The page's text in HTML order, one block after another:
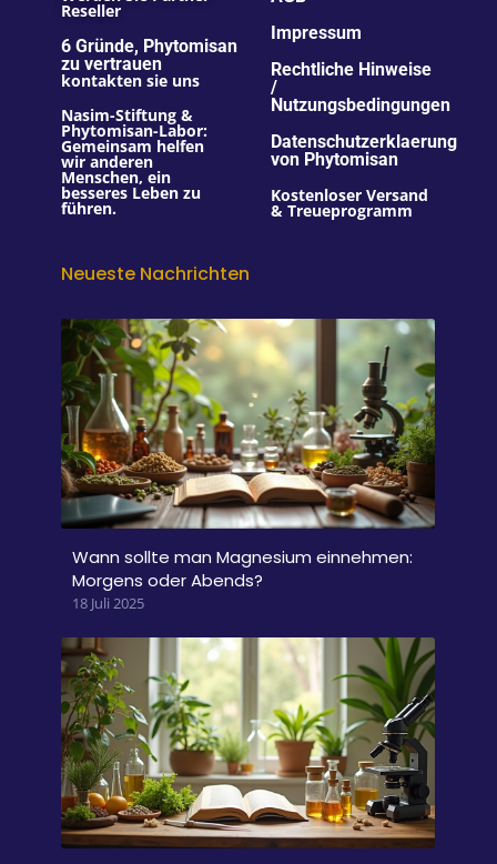
Reseller
6 Gründe, Phytomisan
zu vertrauen
kontakten sie uns
Nasim-Stiftung &
Phytomisan-Labor:
Gemeinsam helfen
wir anderen
Menschen, ein
besseres Leben zu
führen.
Impressum
Rechtliche Hinweise
/
Nutzungsbedingungen
Datenschutzerklaerung
von Phytomisan
Kostenloser Versand
& Treueprogramm
Neueste Nachrichten
Wann sollte man Magnesium einnehmen:
Morgens oder Abends?
18 Juli 2025